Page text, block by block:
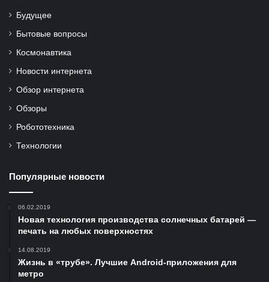
Будущее
Бытовые вопросы
Космонавтика
Новости интернета
Обзор интернета
Обзоры
Робототехника
Технологии
Популярные новости
06.02.2019
Новая технология производства солнечных батарей —
печать на любых поверхностях
14.08.2019
Жизнь в «трубе». Лучшие Android-приложения для
метро